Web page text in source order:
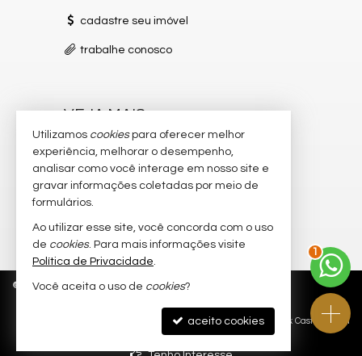
cadastre seu imóvel
trabalhe conosco
VEJA MAIS
receba nosso newsletter
indicadores financeiros
imóveis favoritos
mapa de imóveis
© 2026 CRECI/SC 8.082-J Política de Privacidade
Site para imobiliárias: Castel Digital
Utilizamos cookiespara oferecer melhor
experiência, melhorar o desempenho,
analisar como você interage em nosso site e
gravar informações coletadas por meio de
formulários.
Ao utilizar esse site, você concorda com o uso
de cookies. Para mais informações visite
Política de Privacidade.
Você aceita o uso de cookies?
aceito cookies